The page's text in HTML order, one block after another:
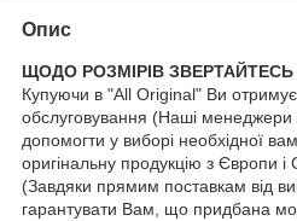
Опис
ЩОДО РОЗМІРІВ
Купуючи в "All Original" Ви
обслуговування (Наші менеджери
допомогти у виборі необхідної
оригінальну продукцію з Європи
(Завдяки прямим поставкам від
гарантувати Вам, що придбана